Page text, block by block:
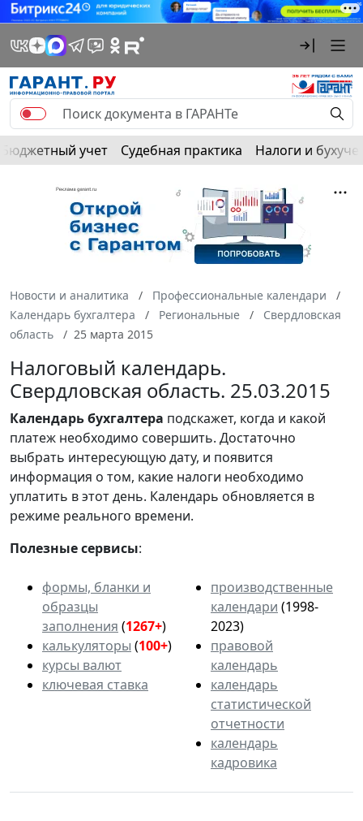
Бюджетный учет Судебная практика Налоги и
Новости и аналитика
Профессиональные календари
Календарь бухгалтера
Региональные
Свердловская
область
25 марта 2015
Налоговый календарь.
Свердловская область. 25.03.2015
Календарьбухгалтера подскажет, когда и какой
платеж необходимо совершить. Достаточно
выбрать интересующую дату, и появится
информация о том, какие налоги необходимо
уплатить в этот день. Календарь обновляется в
режиме реального времени.
Полезные сервисы:
формы, бланки и
образцы
заполнения (1267+)
калькуляторы (100+)
курсы валют
ключевая ставка
производственные
календари (1998-
2023)
правовой
календарь
календарь
статистической
отчетности
календарь
кадровика